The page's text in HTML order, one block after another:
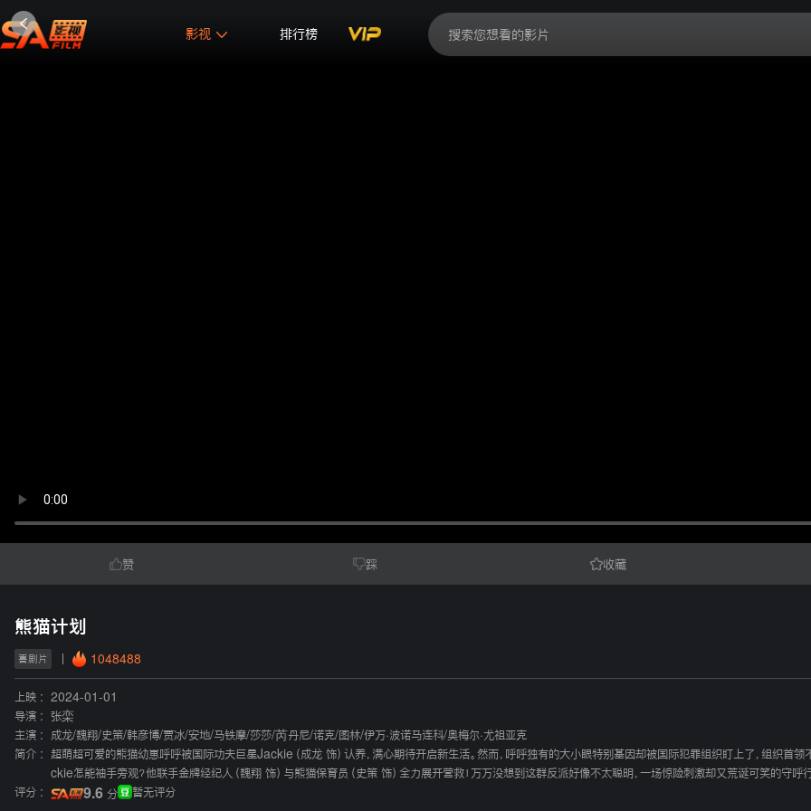
影视 排行榜
赞 踩 收藏
熊猫计划
喜剧片 1048488
上映 :
2024-01-01
导演 :
张栾
主演 :
成龙/魏翔/史策/韩彦博/贾冰/安地/马铁摩/莎莎/芮丹尼/诺克/图林/伊万·波诺马连科/奥梅尔·尤祖亚克
简介 :
超萌超可爱的熊猫幼崽呼呼被国际功夫巨星Jackie（成龙 饰）认养，满心期待开启新生活。然而，呼呼独有的大小眼特别基因却被国际犯罪组织盯上了，组织首
ckie怎能袖手旁观？他联手金牌经纪人（魏翔 饰）与熊猫保育员（史策 饰）全力展开营救！万万没想到这群反派好像不太聪明，一场惊险刺激却又荒诞可笑的守呼
评分 :
9.6 分 暂无评分